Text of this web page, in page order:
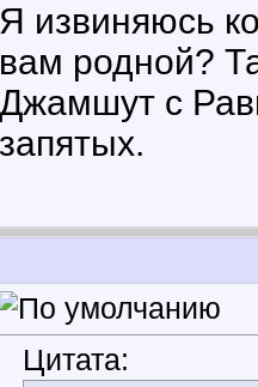
Я извиняюсь
вам родной?
Джамшут с
запятых.
Цитата: